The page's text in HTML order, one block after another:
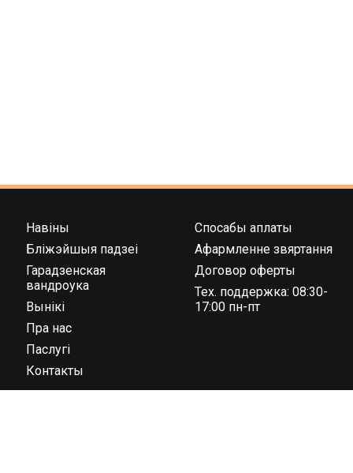
Навіны
Бліжэйшыя падзеі
Гарадзенская
вандроука
Вынікі
Пра нас
Паслугі
Контакты
Спосабы аплаты
Афармленне звяртання
Договор оферты
Тех. поддержка: 08:30-
17:00 пн-пт